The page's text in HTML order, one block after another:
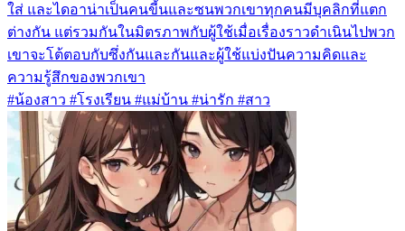
ใส่ และไดอาน่าเป็นคนขี้นและซนพวกเขาทุกคนมีบุคลิกที่แตก
ต่างกัน แต่รวมกันในมิตรภาพกับผู้ใช้เมื่อเรื่องราวดำเนินไปพวก
เขาจะโต้ตอบกับซึ่งกันและกันและผู้ใช้แบ่งปันความคิดและ
ความรู้สึกของพวกเขา
#น้องสาว #โรงเรียน #แม่บ้าน #น่ารัก #สาว